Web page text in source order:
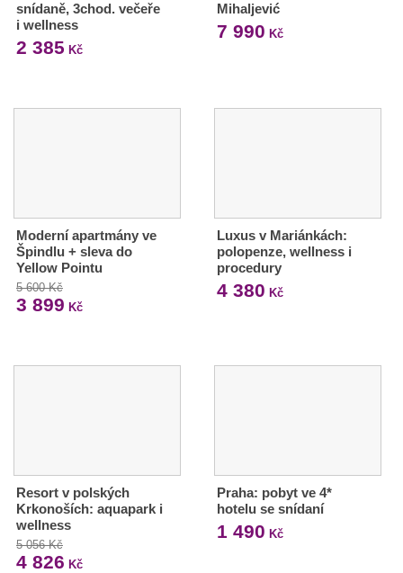
snídaně, 3chod. večeře
i wellness
2 385 Kč
Mihaljević
7 990 Kč
Moderní apartmány ve
Špindlu + sleva do
Yellow Pointu
5 600 Kč
3 899 Kč
Luxus v Mariánkách:
polopenze, wellness i
procedury
4 380 Kč
Resort v polských
Krkonoších: aquapark i
wellness
5 056 Kč
4 826 Kč
Praha: pobyt ve 4*
hotelu se snídaní
1 490 Kč